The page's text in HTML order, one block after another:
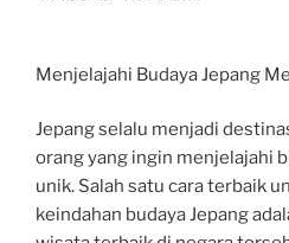
Menjelajahi Budaya Jepang
Jepang selalu menjadi
orang yang ingin menjelajahi
unik. Salah satu cara terbaik
keindahan budaya Jepang